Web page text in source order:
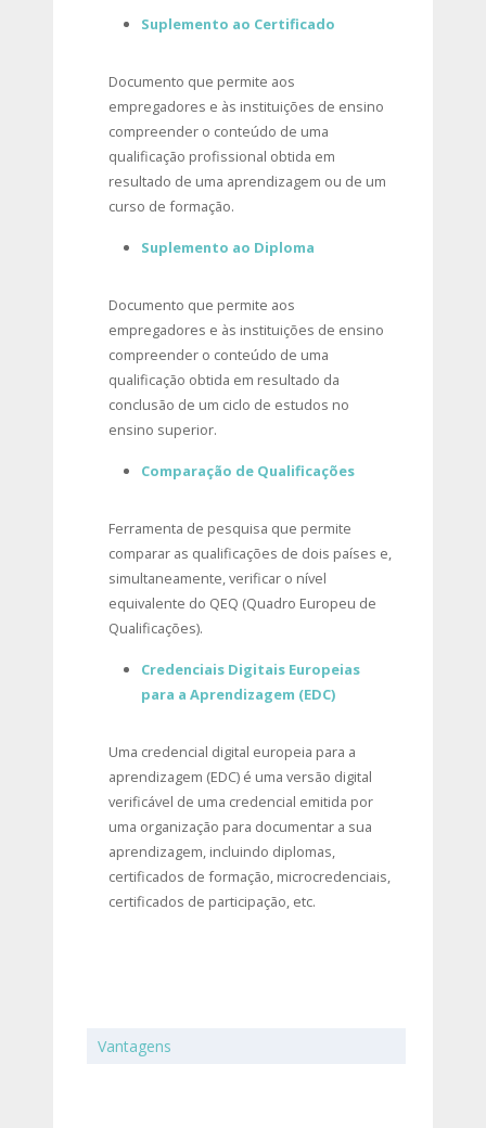
Suplemento ao Certificado
Documento que permite aos
empregadores e às instituições de ensino
compreender o conteúdo de uma
qualificação profissional obtida em
resultado de uma aprendizagem ou de um
curso de formação.
Suplemento ao Diploma
Documento que permite aos
empregadores e às instituições de ensino
compreender o conteúdo de uma
qualificação obtida em resultado da
conclusão de um ciclo de estudos no
ensino superior.
Comparação de Qualificações
Ferramenta de pesquisa que permite
comparar as qualificações de dois países e,
simultaneamente, verificar o nível
equivalente do QEQ (Quadro Europeu de
Qualificações).
Credenciais Digitais Europeias
para a Aprendizagem (EDC)
Uma credencial digital europeia para a
aprendizagem (EDC) é uma versão digital
verificável de uma credencial emitida por
uma organização para documentar a sua
aprendizagem, incluindo diplomas,
certificados de formação, microcredenciais,
certificados de participação, etc.
Vantagens